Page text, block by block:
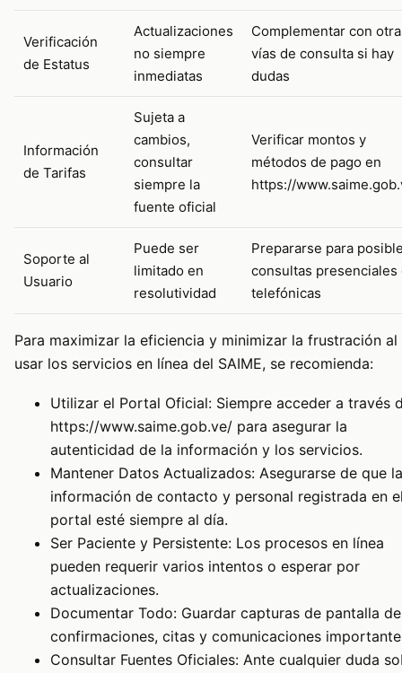
Verificación
de Estatus
Actualizaciones
no siempre
inmediatas
Complementar con
vías de consulta si hay
dudas
Información
de Tarifas
Sujeta a
cambios,
consultar
siempre la
fuente oficial
Verificar montos y
métodos de pago en
https://
Soporte al
Usuario
Puede ser
limitado en
resolutividad
Prepararse para
consultas presenciales
telefónicas
Para maximizar la eficiencia y minimizar la frustración al
usar los servicios en línea del SAIME, se recomienda:
Utilizar el Portal Oficial: Siempre acceder a través
https://www.saime.gob.ve/ para asegurar la
autenticidad de la información y los servicios.
Mantener Datos Actualizados: Asegurarse de que la
información de contacto y personal registrada en
portal esté siempre al día.
Ser Paciente y Persistente: Los procesos en línea
pueden requerir varios intentos o esperar por
actualizaciones.
Documentar Todo: Guardar capturas de pantalla de
confirmaciones, citas y comunicaciones
Consultar Fuentes Oficiales: Ante cualquier duda